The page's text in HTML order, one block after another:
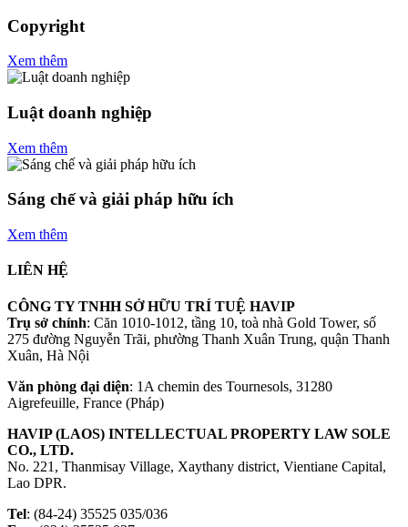
Copyright
Xem thêm
Luật doanh nghiệp
Xem thêm
Sáng chế và giải pháp hữu ích
Xem thêm
LIÊN HỆ
CÔNG TY TNHH SỞ HỮU TRÍ TUỆ HAVIP
Trụ sở chính: Căn 1010-1012, tầng 10, toà nhà Gold Tower, số
275 đường Nguyễn Trãi, phường Thanh Xuân Trung, quận Thanh
Xuân, Hà Nội
Văn phòng đại diện: 1A chemin des Tournesols, 31280
Aigrefeuille, France (Pháp)
HAVIP (LAOS) INTELLECTUAL PROPERTY LAW SOLE
CO., LTD.
No. 221, Thanmisay Village, Xaythany district, Vientiane Capital,
Lao DPR.
Tel: (84-24) 35525 035/036